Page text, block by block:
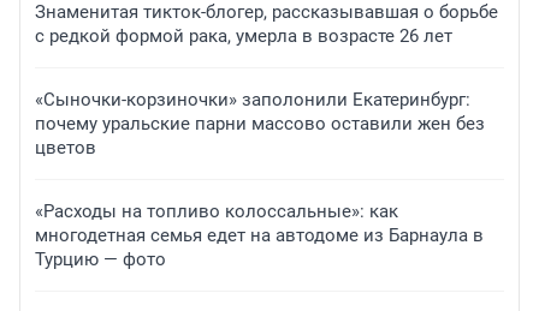
Знаменитая тикток-блогер, рассказывавшая о борьбе
с редкой формой рака, умерла в возрасте 26 лет
«Сыночки-корзиночки» заполонили Екатеринбург:
почему уральские парни массово оставили жен без
цветов
«Расходы на топливо колоссальные»: как
многодетная семья едет на автодоме из Барнаула в
Турцию — фото